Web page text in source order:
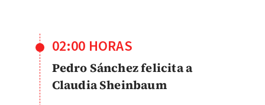
02:00 HORAS
Pedro Sánchez felicita a
Claudia Sheinbaum